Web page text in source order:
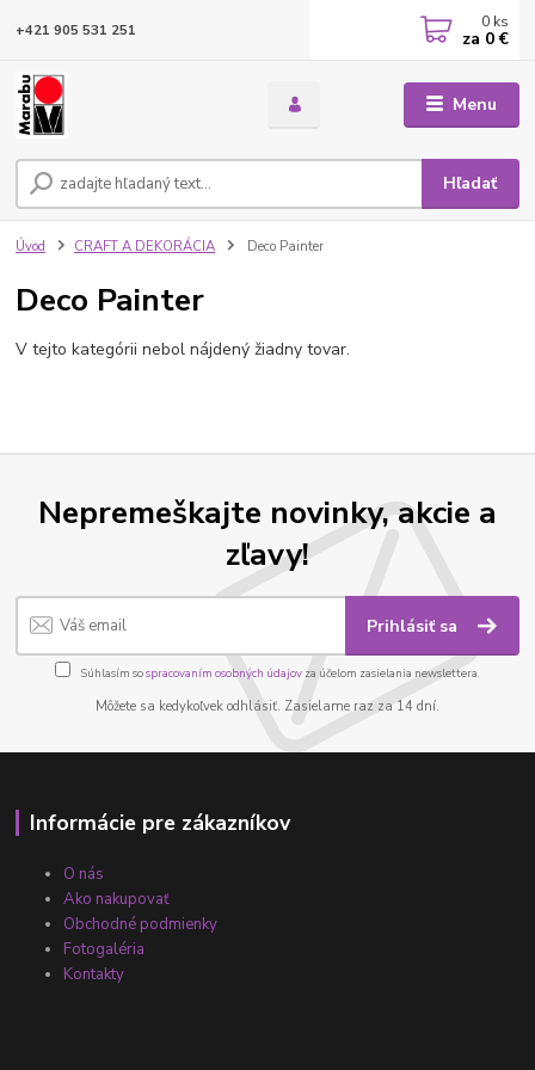
Menu
Hľadať
+421 905 531 251 0 ks
za 0 €
Úvod CRAFT A DEKORÁCIA Deco Painter
Deco Painter
V tejto kategórii nebol nájdený žiadny tovar.
Nepremeškajte novinky, akcie a
zľavy!
Prihlásiť sa
Súhlasím sospracovaním osobných údajov za účelom zasielania newslettera.
Môžete sa kedykoľvek odhlásiť. Zasielame raz za 14 dní.
Informácie pre zákazníkov
O nás
Ako nakupovať
Obchodné podmienky
Fotogaléria
Kontakty